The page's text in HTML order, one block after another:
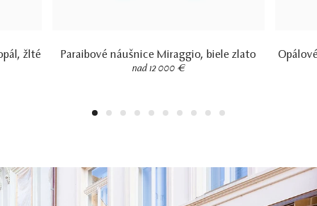
žlté Paraibové náušnice Miraggio, biele zlato
nad 12 000 €
1 2 3 4 5 6 7 8 9 10